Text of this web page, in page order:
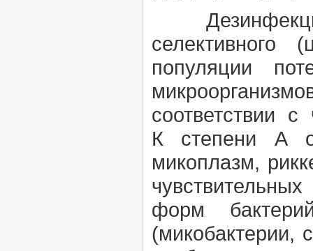
селективного
популяции
соответствии
К степени А
микоплазм,
форм
(микобактерии,